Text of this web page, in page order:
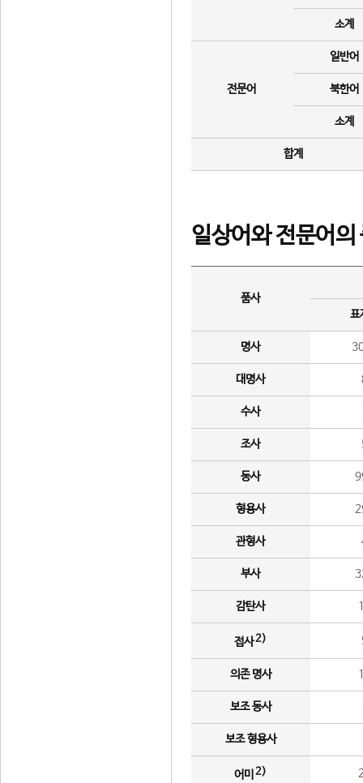
소계
전문어
일반어
북한어
소계
합계
일상어와 전문어의
품사
표
명사
대명사
수사
조사
동사
형용사
관형사
부사
감탄사
접사2)
의존 명사
보조 동사
보조 형용사
어미 2)